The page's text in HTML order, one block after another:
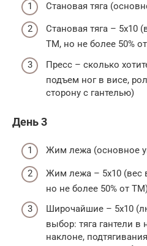
Становая тяга
Становая тяга – 5х10
ТМ, но не более 50%
Пресс – сколько
подъем ног в висе,
сторону с гантелью)
День 3
Жим лежа (основное
Жим лежа – 5х10 (вес
но не более 50% от
Широчайшие – 5х10
выбор: тяга гантели в
наклоне,